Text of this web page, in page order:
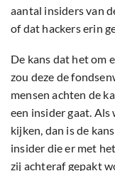
aantal insiders van
of dat hackers erin
De kans dat het om
zou deze de
mensen achten de
een insider gaat. Als
kijken, dan is de
insider die er met
zij achteraf gepakt